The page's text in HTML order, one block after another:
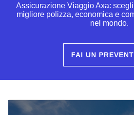
Assicurazione Viaggio Axa:
migliore polizza, economica e
nel mondo.
FAI UN